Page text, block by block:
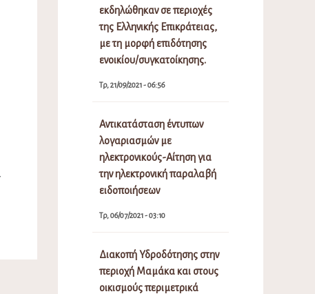
εκδηλώθηκαν σε περιοχές
της Ελληνικής Επικράτειας,
με τη μορφή επιδότησης
ενοικίου/συγκατοίκησης.
Τρ, 21/09/2021 - 06:56
Αντικατάσταση έντυπων
λογαριασμών με
ηλεκτρονικούς-Αίτηση για
την ηλεκτρονική παραλαβή
ειδοποιήσεων
Τρ, 06/07/2021 - 03:10
Διακοπή Υδροδότησης στην
περιοχή Μαμάκα και στους
οικισμούς περιμετρικά